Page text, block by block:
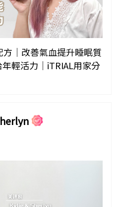
｜改善氣血提升睡眠質
輕活力｜iTRIAL用家分